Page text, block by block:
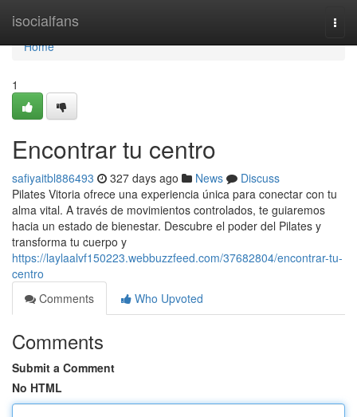
isocialfans
Home
Home
1
Encontrar tu centro
safiyaitbl886493 327 days ago News
Discuss
Pilates Vitoria ofrece una experiencia única para conectar con tu
alma vital. A través de movimientos controlados, te guiaremos
hacia un estado de bienestar. Descubre el poder del Pilates y
transforma tu cuerpo y
https://laylaalvf150223.webbuzzfeed.com/37682804/encontrar-tu-
centro
Comments
Who Upvoted
Comments
Submit a Comment
No HTML